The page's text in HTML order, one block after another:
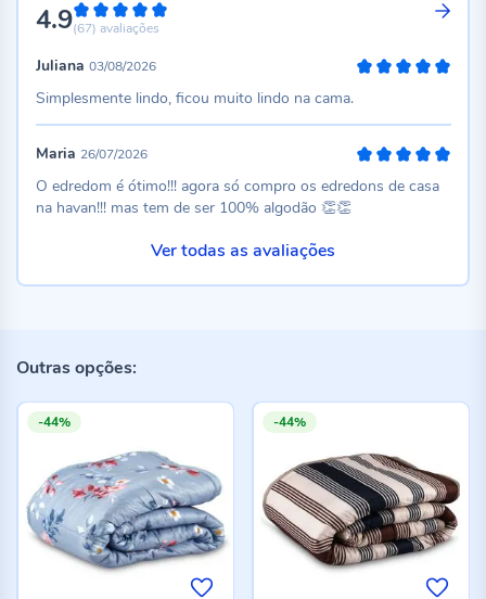
4.998%
(67) avaliações
Juliana 03/08/2026
Simplesmente lindo, ficou muito lindo na cama.
Maria 26/07/2026
O edredom é ótimo!!! agora só compro os edredons de casa
na havan!!! mas tem de ser 100% algodão 👏👏
Ver todas as avaliações
Outras opções:
-44% -44%